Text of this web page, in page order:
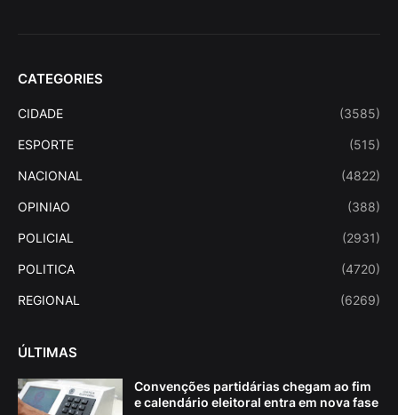
CATEGORIES
CIDADE (3585)
ESPORTE (515)
NACIONAL (4822)
OPINIAO (388)
POLICIAL (2931)
POLITICA (4720)
REGIONAL (6269)
ÚLTIMAS
Convenções partidárias chegam ao fim
e calendário eleitoral entra em nova fase